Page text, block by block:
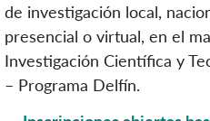
de investigación local,
presencial o virtual, en el
Investigación Científica y
– Programa Delfín.